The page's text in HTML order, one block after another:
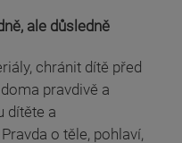
ale důsledně
chránit dítě před
pravdivě a
dítěte a
o těle, pohlaví,